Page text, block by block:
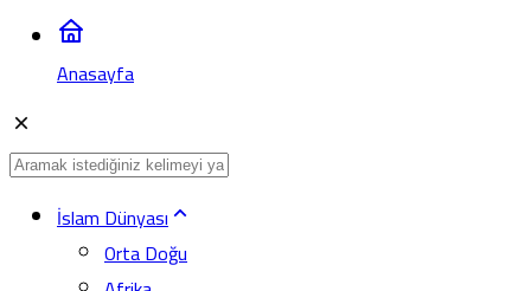
Anasayfa
İslam Dünyası
Orta Doğu